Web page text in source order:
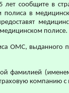
лет сообщите в
полиса в
полисе.
ОМС, выданного
фамилией
компанию